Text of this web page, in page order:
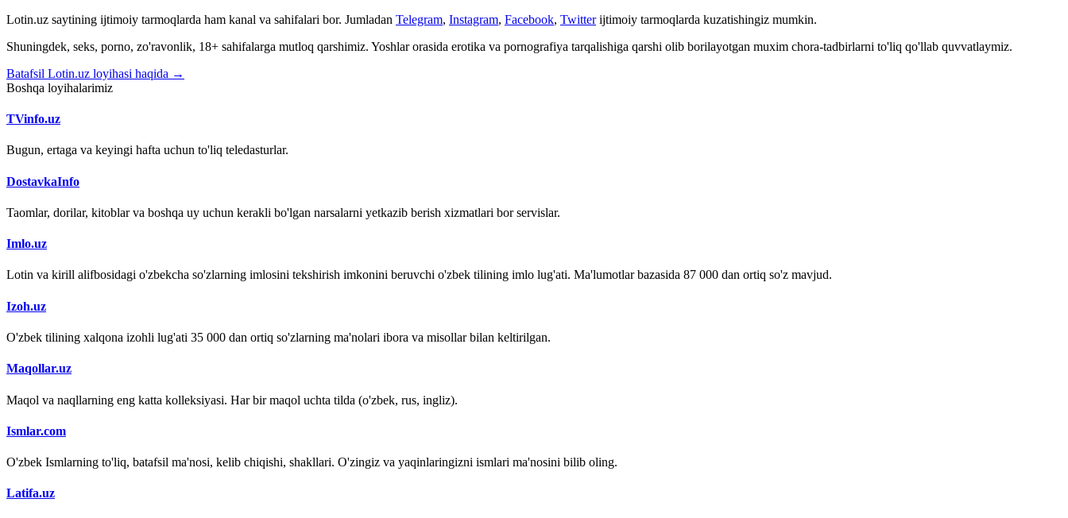
Lotin.uz saytining ijtimoiy tarmoqlarda ham kanal va sahifalari bor. Jumladan Telegram, Instagram, Facebook, Twitter ijtimoiy tarmoqlarda kuzatishingiz mumkin.
Shuningdek, seks, porno, zo'ravonlik, 18+ sahifalarga mutloq qarshimiz. Yoshlar orasida erotika va pornografiya tarqalishiga qarshi olib borilayotgan muxim chora-tadbirlarni to'liq qo'llab quvvatlaymiz.
Batafsil Lotin.uz loyihasi haqida →
Boshqa loyihalarimiz
TVinfo.uz
Bugun, ertaga va keyingi hafta uchun to'liq teledasturlar.
DostavkaInfo
Taomlar, dorilar, kitoblar va boshqa uy uchun kerakli bo'lgan narsalarni yetkazib berish xizmatlari bor servislar.
Imlo.uz
Lotin va kirill alifbosidagi o'zbekcha so'zlarning imlosini tekshirish imkonini beruvchi o'zbek tilining imlo lug'ati. Ma'lumotlar bazasida 87 000 dan ortiq so'z mavjud.
Izoh.uz
O'zbek tilining xalqona izohli lug'ati 35 000 dan ortiq so'zlarning ma'nolari ibora va misollar bilan keltirilgan.
Maqollar.uz
Maqol va naqllarning eng katta kolleksiyasi. Har bir maqol uchta tilda (o'zbek, rus, ingliz).
Ismlar.com
O'zbek Ismlarning to'liq, batafsil ma'nosi, kelib chiqishi, shakllari. O'zingiz va yaqinlaringizni ismlari ma'nosini bilib oling.
Latifa.uz